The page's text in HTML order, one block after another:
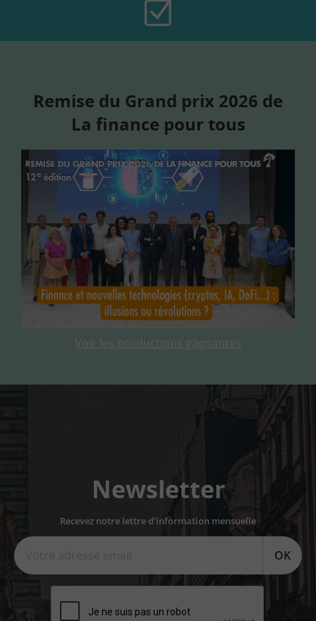
Remise du Grand prix 2026 de
La finance pour tous
Voir les productions gagnantes
Newsletter
Recevez notre lettre d'information mensuelle
OK